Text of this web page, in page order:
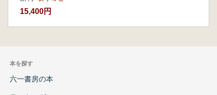
15,400円
本を探す
六一書房の本